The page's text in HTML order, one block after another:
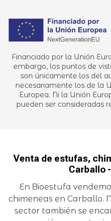
Financiado por la Unión
embargo, los puntos de
son únicamente los del
necesariamente los de la
Europea. Ni la Unión
pueden ser consideradas
Venta de estufas,
Carballo
En Bioestufa
chimeneas en Carballo.
sector también se